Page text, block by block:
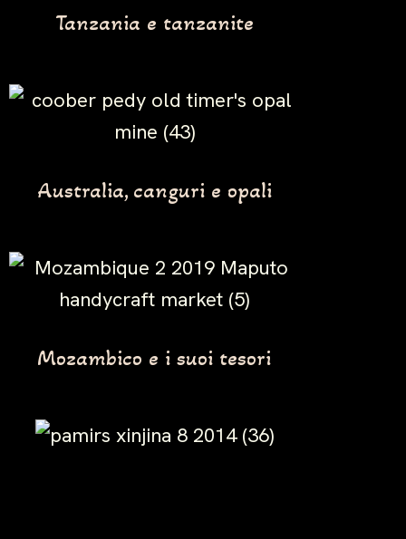
Tanzania e tanzanite
Australia, canguri e opali
Mozambico e i suoi tesori